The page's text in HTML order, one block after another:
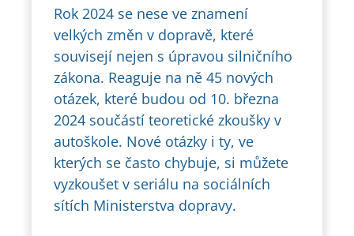
Rok 2024 se nese ve znamení
velkých změn v dopravě, které
souvisejí nejen s úpravou silničního
zákona. Reaguje na ně 45 nových
otázek, které budou od 10. března
2024 součástí teoretické zkoušky v
autoškole. Nové otázky i ty, ve
kterých se často chybuje, si můžete
vyzkoušet v seriálu na sociálních
sítích Ministerstva dopravy.